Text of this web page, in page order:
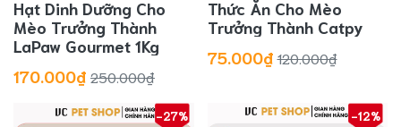
Hạt Dinh Dưỡng Cho
Mèo Trưởng Thành
LaPaw Gourmet 1Kg
170.000₫ 250.000₫
Thức Ăn Cho Mèo
Trưởng Thành Catpy
75.000₫ 120.000₫
-27% -12%